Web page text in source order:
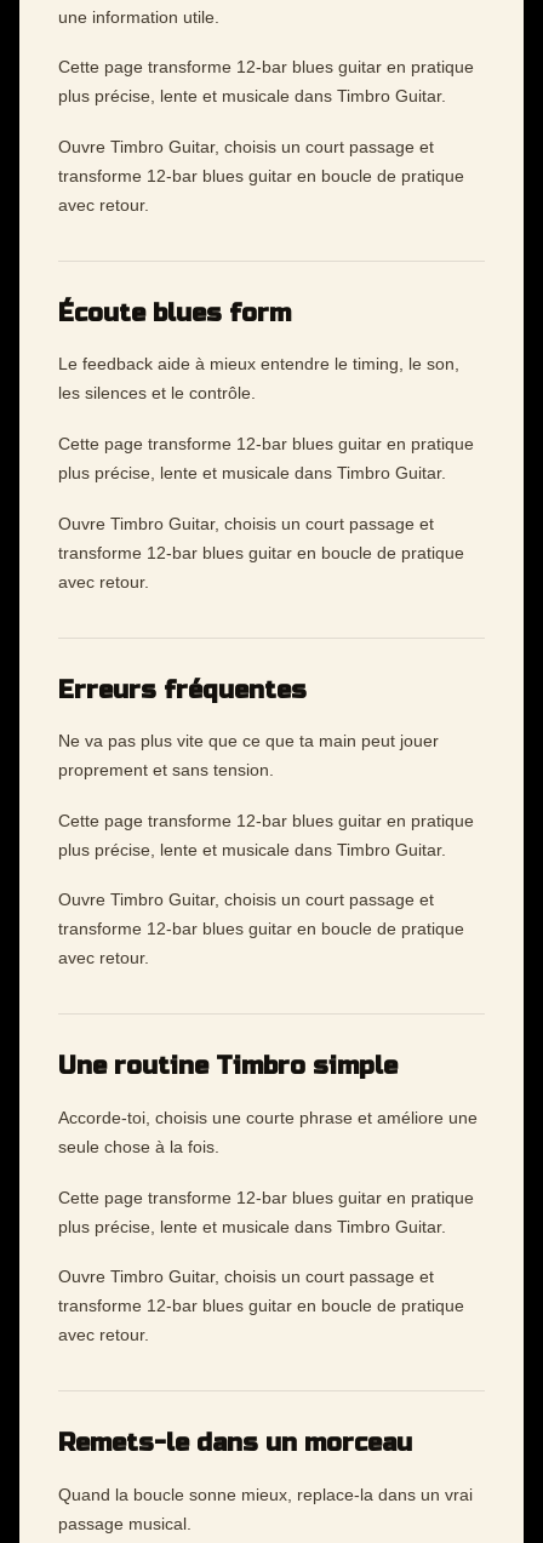
une information utile.
Cette page transforme 12-bar blues guitar en pratique
plus précise, lente et musicale dans Timbro Guitar.
Ouvre Timbro Guitar, choisis un court passage et
transforme 12-bar blues guitar en boucle de pratique
avec retour.
Écoute blues form
Le feedback aide à mieux entendre le timing, le son,
les silences et le contrôle.
Cette page transforme 12-bar blues guitar en pratique
plus précise, lente et musicale dans Timbro Guitar.
Ouvre Timbro Guitar, choisis un court passage et
transforme 12-bar blues guitar en boucle de pratique
avec retour.
Erreurs fréquentes
Ne va pas plus vite que ce que ta main peut jouer
proprement et sans tension.
Cette page transforme 12-bar blues guitar en pratique
plus précise, lente et musicale dans Timbro Guitar.
Ouvre Timbro Guitar, choisis un court passage et
transforme 12-bar blues guitar en boucle de pratique
avec retour.
Une routine Timbro simple
Accorde-toi, choisis une courte phrase et améliore une
seule chose à la fois.
Cette page transforme 12-bar blues guitar en pratique
plus précise, lente et musicale dans Timbro Guitar.
Ouvre Timbro Guitar, choisis un court passage et
transforme 12-bar blues guitar en boucle de pratique
avec retour.
Remets-le dans un morceau
Quand la boucle sonne mieux, replace-la dans un vrai
passage musical.